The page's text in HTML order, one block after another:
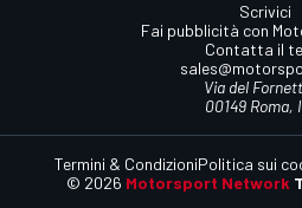
Scrivici
Fai pubblicità con
Contatta il
Via del
00149 Roma,
© 2026 Motorsport Network
Termini & CondizioniPolitica sui